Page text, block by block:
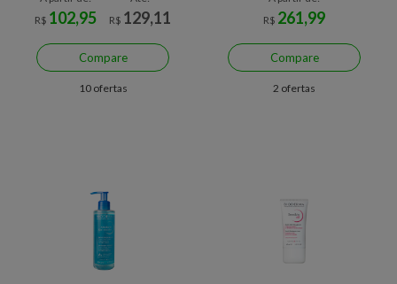
R$ 102,95
R$ 129,11
Compare
10 ofertas
R$ 261,99
Compare
2 ofertas